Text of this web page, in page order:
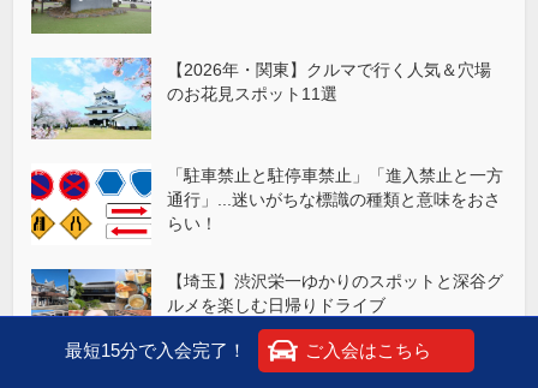
【2026年・関東】クルマで行く人気＆穴場
のお花見スポット11選
「駐車禁止と駐停車禁止」「進入禁止と一方
通行」...迷いがちな標識の種類と意味をおさ
らい！
【埼玉】渋沢栄一ゆかりのスポットと深谷グ
ルメを楽しむ日帰りドライブ
最短15分で入会完了！ ご入会はこちら